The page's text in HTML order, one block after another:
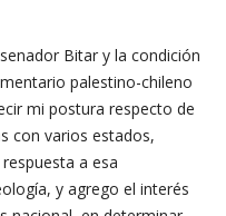
Bitar y la condición
palestino-chileno
mi postura respecto de
con varios estados,
a esa
y agrego el interés